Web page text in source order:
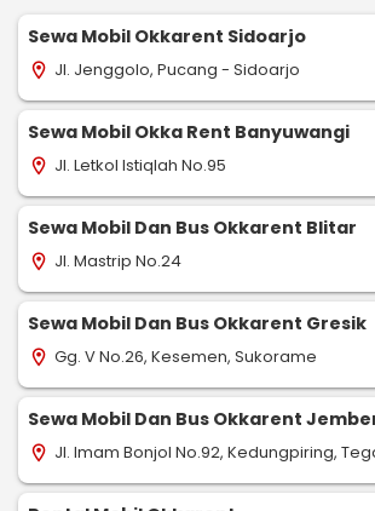
Sewa Mobil Okkarent Sidoarjo
location_on Jl. Jenggolo, Pucang - Sidoarjo
Sewa Mobil Okka Rent Banyuwangi
location_on Jl. Letkol Istiqlah No.95
Sewa Mobil Dan Bus Okkarent Blitar
location_on Jl. Mastrip No.24
Sewa Mobil Dan Bus Okkarent Gresik
location_on Gg. V No.26, Kesemen, Sukorame
Sewa Mobil Dan Bus Okkarent
location_on Jl. Imam Bonjol No.92, Kedungpiring,